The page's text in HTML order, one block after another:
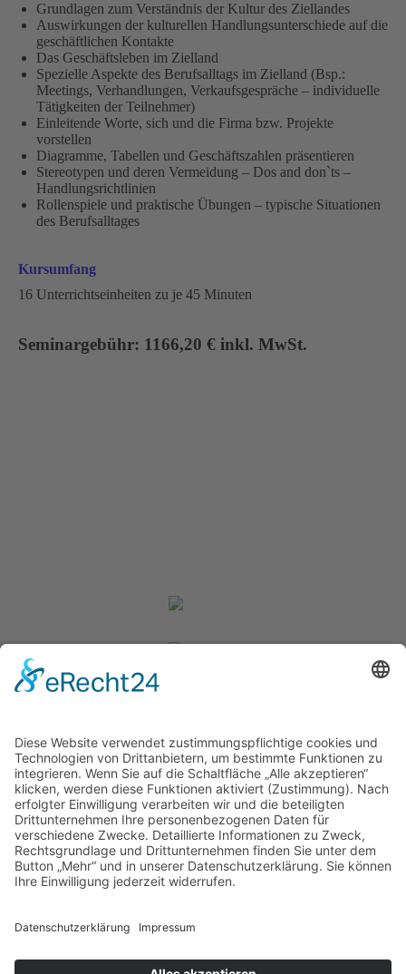
Grundlagen zum Verständnis der Kultur des Ziellandes
Auswirkungen der kulturellen Handlungsunterschiede auf die
geschäftlichen Kontakte
Das Geschäftsleben im Zielland
Spezielle Aspekte des Berufsalltags im Zielland (Bsp.:
Meetings, Verhandlungen, Verkaufsgespräche – individuelle
Tätigkeiten der Teilnehmer)
Einleitende Worte, sich und die Firma bzw. Projekte
vorstellen
Diagramme, Tabellen und Geschäftszahlen präsentieren
Stereotypen und deren Vermeidung – Dos and don`ts –
Handlungsrichtlinien
Rollenspiele und praktische Übungen – typische Situationen
des Berufsalltages
Kursumfang
16 Unterrichtseinheiten zu je 45 Minuten
Seminargebühr: 1166,20 € inkl. MwSt.